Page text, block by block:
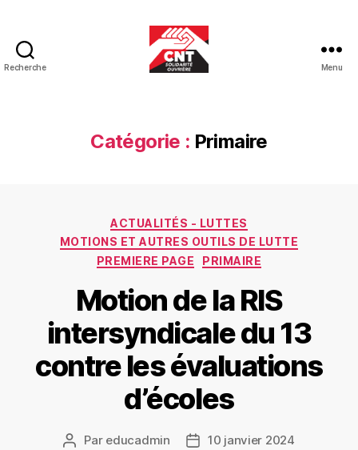
Recherche Menu
Catégorie : Primaire
Catégories
ACTUALITÉS - LUTTES
MOTIONS ET AUTRES OUTILS DE LUTTE
PREMIERE PAGE
PRIMAIRE
Motion de la RIS
intersyndicale du 13
contre les évaluations
d’écoles
Auteur
Par educadmin
Date10 janvier 2024